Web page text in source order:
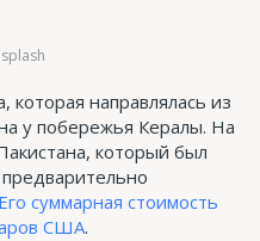
направлялась из
у побережья Кералы. На
который был
Его суммарная стоимость
США.